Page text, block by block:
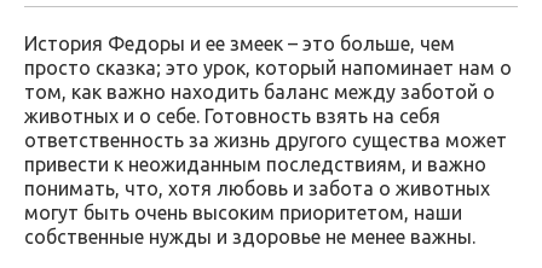
История Федоры и ее змеек – это больше, чем
просто сказка; это урок, который напоминает нам о
том, как важно находить баланс между заботой о
животных и о себе. Готовность взять на себя
ответственность за жизнь другого существа может
привести к неожиданным последствиям, и важно
понимать, что, хотя любовь и забота о животных
могут быть очень высоким приоритетом, наши
собственные нужды и здоровье не менее важны.